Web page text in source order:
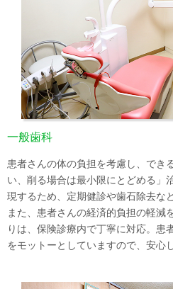
一般歯科
患者さんの体の負担を考慮し、でき
い、削る場合は最小限にとどめる」
現するため、定期健診や歯石除去な
また、患者さんの経済的負担の軽減
りは、保険診療内で丁寧に対応。患
をモットーとしていますので、安心